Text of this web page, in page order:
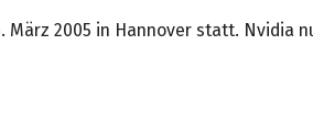
März 2005 in Hannover statt. Nvidia